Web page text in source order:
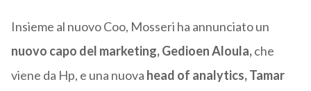
Insieme al nuovo Coo, Mosseri ha annunciato un
nuovo capo del marketing, Gedioen Aloula,che
viene da Hp, e una nuova head of analytics, Tamar